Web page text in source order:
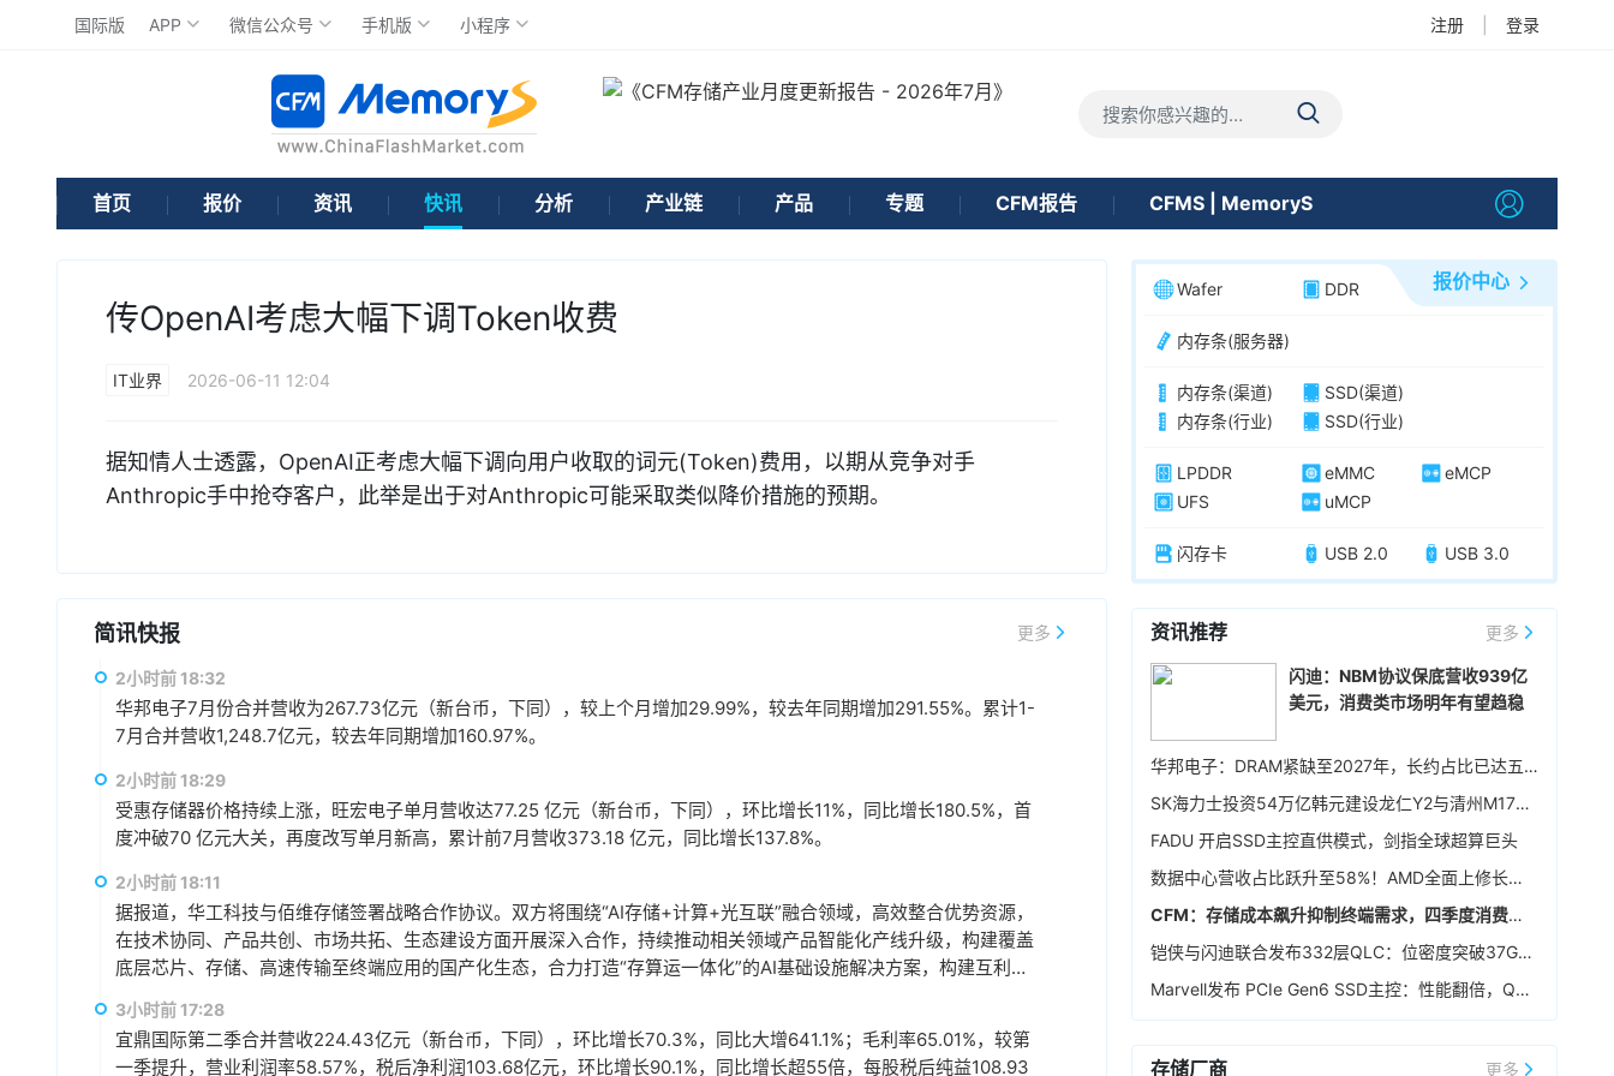
国际版 APP 微信公众号 手机版 小程序 注册 登录
首页 报价 资讯 快讯 分析 产业链 产品 专题 CFM报告 CFMS | MemoryS
传OpenAI考虑大幅下调Token收费
IT业界 2026-06-11 12:04
据知情人士透露，OpenAI正考虑大幅下调向用户收取的词元(Token)费用，以期从竞争对手
Anthropic手中抢夺客户，此举是出于对Anthropic可能采取类似降价措施的预期。
简讯快报 更多
2小时前 18:32
华邦电子7月份合并营收为267.73亿元（新台币，下同），较上个月增加29.99%，较去年同期增加291.55%。累计1-
7月合并营收1,248.7亿元，较去年同期增加160.97%。
2小时前 18:29
受惠存储器价格持续上涨，旺宏电子单月营收达77.25 亿元（新台币，下同），环比增长11%，同比增长180.5%，首
度冲破70 亿元大关，再度改写单月新高，累计前7月营收373.18 亿元，同比增长137.8%。
2小时前 18:11
据报道，华工科技与佰维存储签署战略合作协议。双方将围绕“AI存储+计算+光互联”融合领域，高效整合优势资源，
在技术协同、产品共创、市场共拓、生态建设方面开展深入合作，持续推动相关领域产品智能化产线升级，构建覆盖
底层芯片、存储、高速传输至终端应用的国产化生态，合力打造“存算运一体化”的AI基础设施解决方案，构建互利共
赢、可持续发展的战略合作伙伴关系。
3小时前 17:28
宜鼎国际第二季合并营收224.43亿元（新台币，下同），环比增长70.3%，同比大增641.1%；毛利率65.01%，较第
一季提升，营业利润率58.57%，税后净利润103.68亿元，环比增长90.1%，同比增长超55倍，每股税后纯益108.93
报价中心
Wafer DDR
内存条(服务器)
内存条(渠道)
SSD(渠道)
内存条(行业)
SSD(行业)
LPDDR eMMC
eMCP
UFS
uMCP
闪存卡 USB 2.0 USB 3.0
资讯推荐 更多
闪迪：NBM协议保底营收939亿
美元，消费类市场明年有望趋稳
华邦电子：DRAM紧缺至2027年，长约占比已达五成
SK海力士投资54万亿韩元建设龙仁Y2与清州M17晶圆厂，确保中长期生产基础
FADU 开启SSD主控直供模式，剑指全球超算巨头
数据中心营收占比跃升至58%！AMD全面上修长期财务指引，2027年该板块营收将翻倍
CFM：存储成本飙升抑制终端需求，四季度消费级NAND行情恐承压
铠侠与闪迪联合发布332层QLC：位密度突破37Gb/mm²
Marvell发布 PCIe Gen6 SSD主控：性能翻倍，Q4送样
存储厂商 更多